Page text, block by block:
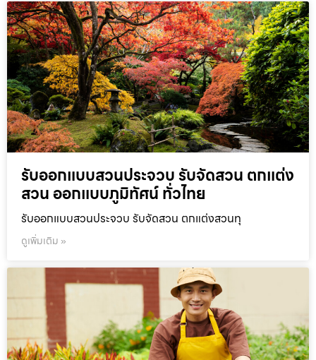
รับออกแบบสวนประจวบ รับจัดสวน ตกแต่ง
สวน ออกแบบภูมิทัศน์ ทั่วไทย
รับออกแบบสวนประจวบ รับจัดสวน ตกแต่งสวนทุ
ดูเพิ่มเติม »